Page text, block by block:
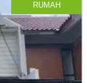
RUMAH